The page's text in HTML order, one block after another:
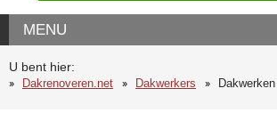
MENU
U bent hier:
Dakrenoveren.net
Dakwerkers